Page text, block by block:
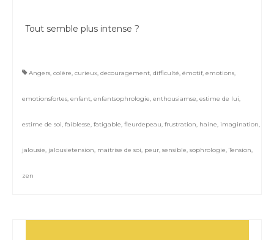
Tout semble plus intense ?
Angers, colère, curieux, decouragement, difficulté, émotif, emotions,
emotionsfortes, enfant, enfantsophrologie, enthousiamse, estime de lui,
estime de soi, faiblesse, fatigable, fleurdepeau, frustration, haine, imagination,
jalousie, jalousietension, maitrise de soi, peur, sensible, sophrologie,Tension,
zen